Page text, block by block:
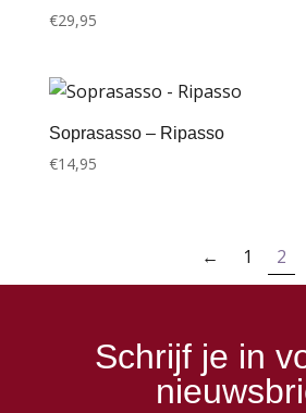
€29,95
Soprasasso – Ripasso
€14,95
← 1 2
Schrijf je in